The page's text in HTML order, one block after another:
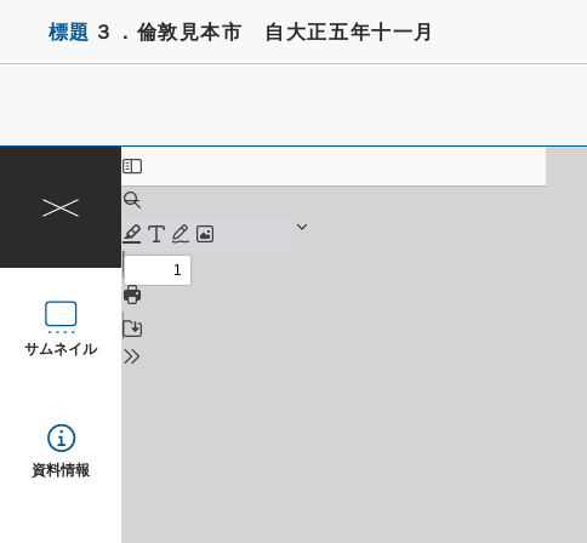
標題 ３．倫敦見本市 自大正五年十一月
サムネイル
資料情報